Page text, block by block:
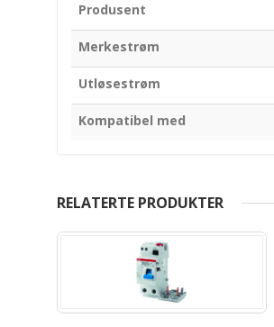
Produsent
Merkestrøm
Utløsestrøm
Kompatibel med
RELATERTE PRODUKTER